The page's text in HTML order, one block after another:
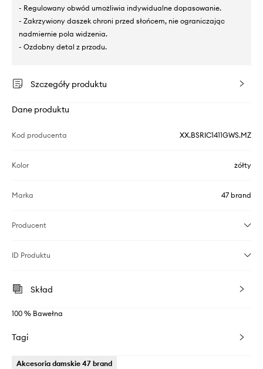
- Regulowany obwód umożliwia indywidualne dopasowanie.
- Zakrzywiony daszek chroni przed słońcem, nie ograniczając
nadmiernie pola widzenia.
- Ozdobny detal z przodu.
Szczegóły produktu
Dane produktu
Kod producenta XX.BSRIC1411GWS.MZ
Kolor żółty
Marka 47 brand
Producent
ID Produktu
Skład
100 % Bawełna
Tagi
Akcesoria damskie 47 brand